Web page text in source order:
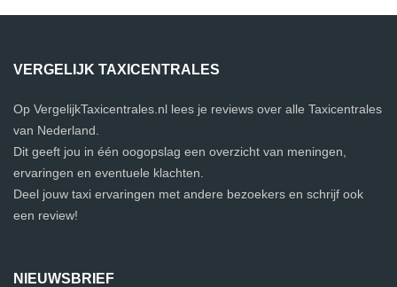
VERGELIJK TAXICENTRALES
Op VergelijkTaxicentrales.nl lees je reviews over alle Taxicentrales
van Nederland.
Dit geeft jou in één oogopslag een overzicht van meningen,
ervaringen en eventuele klachten.
Deel jouw taxi ervaringen met andere bezoekers en schrijf ook
een review!
NIEUWSBRIEF